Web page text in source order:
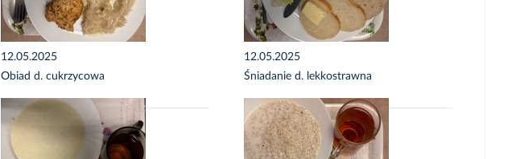
12.05.2025
Obiad d. cukrzycowa
12.05.2025
Śniadanie d. lekkostrawna